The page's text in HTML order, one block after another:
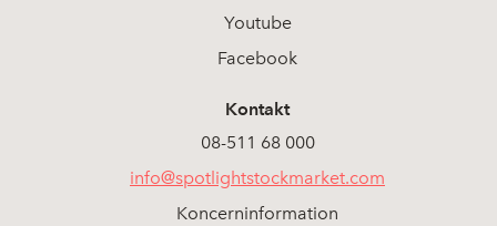
Youtube
Facebook
Kontakt
08-511 68 000
info@spotlightstockmarket.com
Koncerninformation